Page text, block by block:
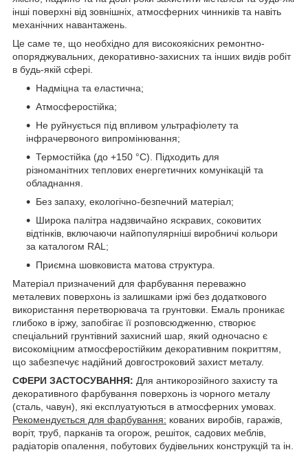
інші поверхні від зовнішніх, атмосферних чинників та навіть
механічних навантажень.
Це саме те, що необхідно для високоякісних ремонтно-
опоряджувальних, декоративно-захисних та інших видів робіт
в будь-якій сфері.
Надміцна та еластична;
Атмосферостійка;
Не руйнується під впливом ультрафіолету та
інфрачервоного випромінювання;
Термостійка (до +150 °С). Підходить для
різноманітних теплових енергетичних комунікацій та
обладнання.
Без запаху, екологічно-безпечний матеріал;
Широка палітра надзвичайно яскравих, соковитих
відтінків, включаючи найпопулярніші виробничі кольори
за каталогом RAL;
Приємна шовковиста матова структура.
Матеріал призначений для фарбування переважно
металевих поверхонь із залишками іржі без додаткового
використання перетворювача та грунтовки. Емаль проникає
глибоко в іржу, запобігає її розповсюдженню, створює
спеціальний грунтівний захисний шар, який одночасно є
високоміцним атмосферостійким декоративним покриттям,
що забезпечує надійний довгостроковий захист металу.
СФЕРИ ЗАСТОСУВАННЯ: Для антикорозійного захисту та
декоративного фарбування поверхонь із чорного металу
(сталь, чавун), які експлуатуються в атмосферних умовах.
Рекомендується для фарбування: кованих виробів, гаражів,
воріт, труб, парканів та огорож, решіток, садових меблів,
радіаторів опалення, побутових будівельних конструкцій та ін.